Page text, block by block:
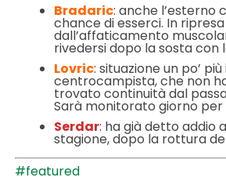
Bradaric: anche l’esterno
chance di esserci. In ripresa
dall’affaticamento
rivedersi dopo la sosta con
Lovric: situazione un po’
centrocampista, che non
trovato continuità dal
Sarà monitorato giorno per
Serdar: ha già detto addio
stagione, dopo la rottura
#featured